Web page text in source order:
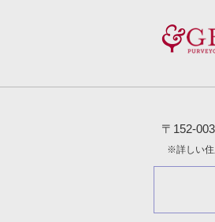
〒152-
※詳しい住